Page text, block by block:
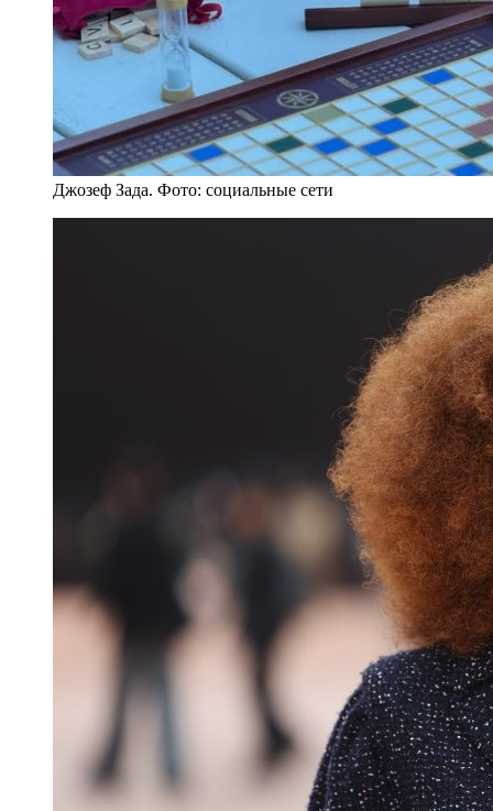
Джозеф Зада. Фото: социальные сети